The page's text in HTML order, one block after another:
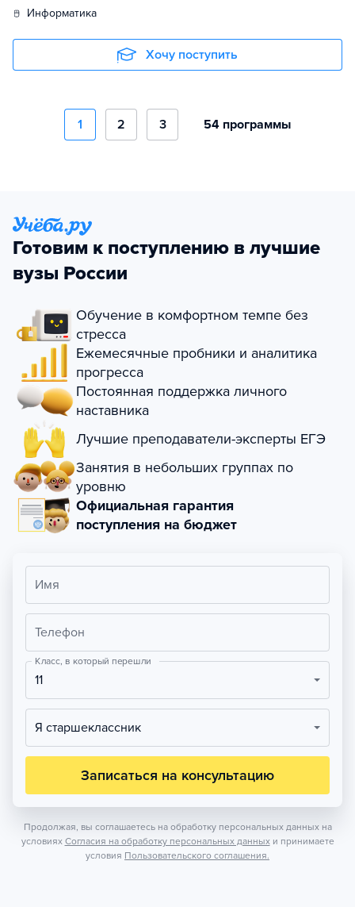
информатика
Хочу поступить
1 2 3 54 программы
Готовим к поступлению в лучшие
вузы России
Обучение в комфортном темпе без
стресса
Ежемесячные пробники и аналитика
прогресса
Постоянная поддержка личного
наставника
Лучшие преподаватели-эксперты ЕГЭ
Занятия в небольших группах по
уровню
Официальная гарантия
поступления на бюджет
Имя
Телефон
Класс, в который перешли
11
Я старшеклассник
Записаться на консультацию
Продолжая, вы соглашаетесь на обработку персональных данных на
условиях Согласия на обработку персональных данных и принимаете
условия Пользовательского соглашения.